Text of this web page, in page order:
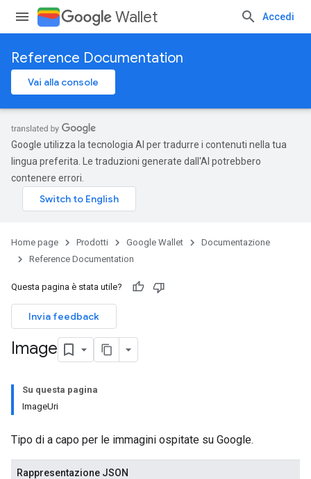
Wallet Accedi
Reference Documentation
Vai alla console
Google utilizza la tecnologia AI per tradurre i contenuti nella tua
lingua preferita. Le traduzioni generate dall'AI potrebbero
contenere errori.
Home page Prodotti Google Wallet
Documentazione
Reference Documentation
Questa pagina è stata utile?
Invia feedback
Image
Su questa pagina
ImageUri
Tipo di a capo per le immagini ospitate su Google.
Rappresentazione JSON